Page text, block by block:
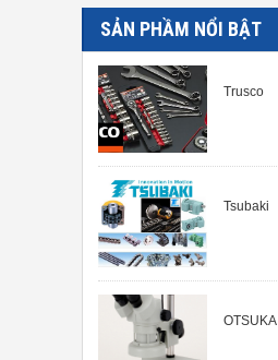
SẢN PHẦM NỔI BẬT
Trusco
Tsubaki
OTSUKA